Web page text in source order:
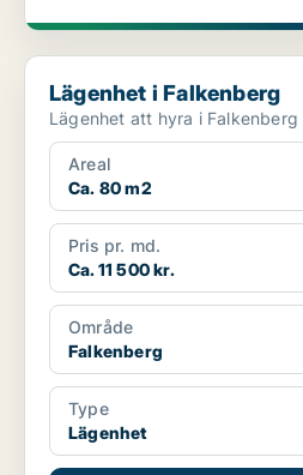
Lägenhet i Falkenberg
Lägenhet i Falkenberg
Areal
Ca. 80 m2
Pris pr. md.
Ca. 11 500 kr.
Område
Falkenberg
Type
Lägenhet